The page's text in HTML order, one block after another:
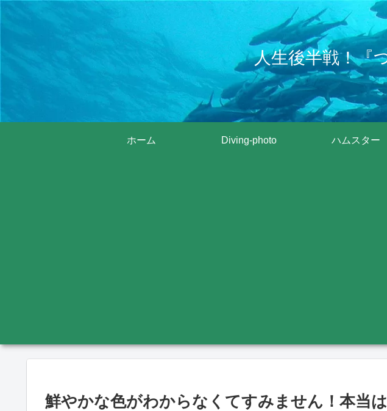
人生後半戦！『
ホーム Diving-photo ハムスター
鮮やかな色がわからなくてすみません！本当